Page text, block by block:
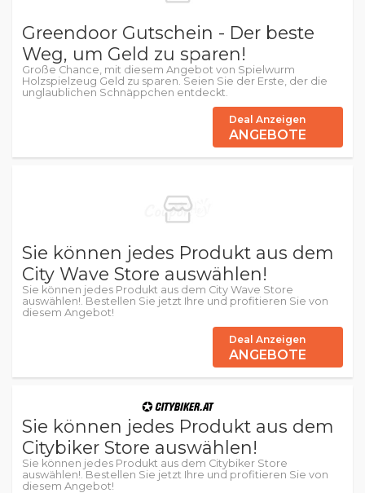
Greendoor Gutschein - Der beste
Weg, um Geld zu sparen!
Große Chance, mit diesem Angebot von Spielwurm
Holzspielzeug Geld zu sparen. Seien Sie der Erste, der die
unglaublichen Schnäppchen entdeckt.
Deal Anzeigen
ANGEBOTE
Sie können jedes Produkt aus dem
City Wave Store auswählen!
Sie können jedes Produkt aus dem City Wave Store
auswählen!. Bestellen Sie jetzt Ihre und profitieren Sie von
diesem Angebot!
Deal Anzeigen
ANGEBOTE
Sie können jedes Produkt aus dem
Citybiker Store auswählen!
Sie können jedes Produkt aus dem Citybiker Store
auswählen!. Bestellen Sie jetzt Ihre und profitieren Sie von
diesem Angebot!